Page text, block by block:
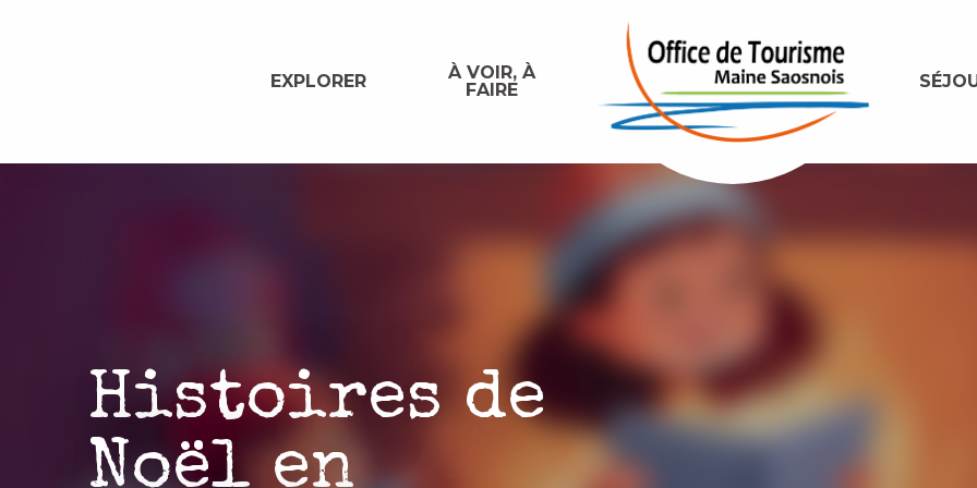
EXPLORER
À VOIR, À
FAIRE
Histoires de
Noël en